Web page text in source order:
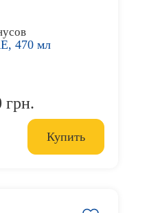
470 мл
грн.
Купить